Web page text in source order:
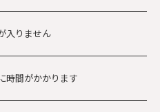
入りません
時間がかかります